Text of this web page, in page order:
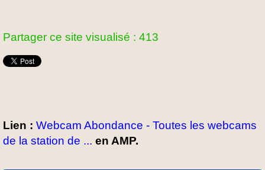
Partager ce site visualisé : 413
Lien : Webcam Abondance - Toutes les webcams
de la station de ... en AMP.